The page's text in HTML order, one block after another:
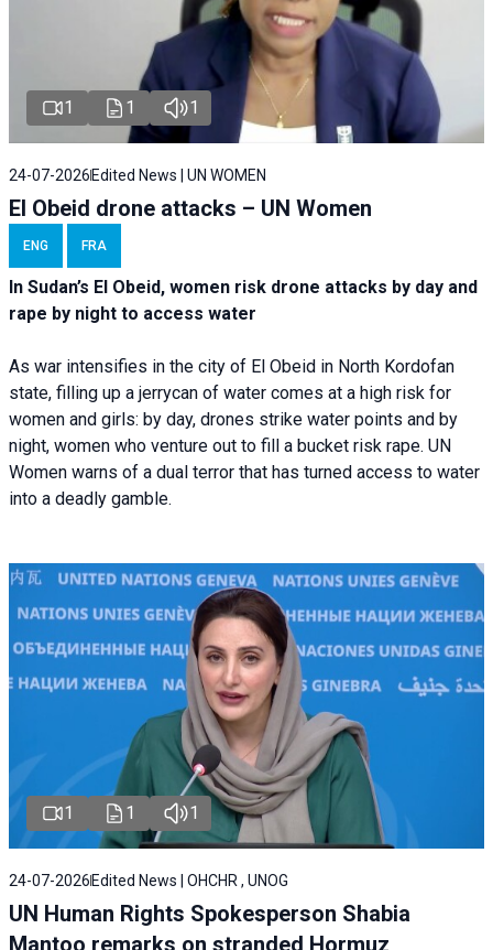
1 1 1
24-07-2026 Edited News | UN WOMEN
El Obeid drone attacks – UN Women
ENG FRA
In Sudan’s El Obeid, women risk drone attacks by day and
rape by night to access water
As war intensifies in the city of El Obeid in North Kordofan
state, filling up a jerrycan of water comes at a high risk for
women and girls: by day, drones strike water points and by
night, women who venture out to fill a bucket risk rape. UN
Women warns of a dual terror that has turned access to water
into a deadly gamble.
1 1 1
24-07-2026 Edited News | OHCHR , UNOG
UN Human Rights Spokesperson Shabia
Mantoo remarks on stranded Hormuz